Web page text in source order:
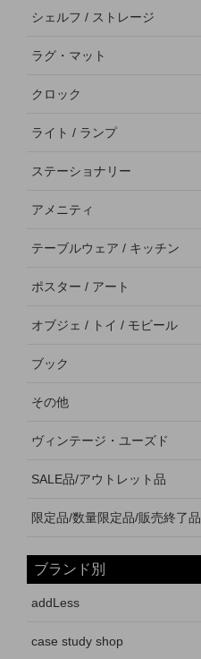
シェルフ / ストレージ
ラグ・マット
クロック
ライト / ランプ
ステーショナリー
アメニティ
テーブルウェア / キッチン
ポスター / アート
オブジェ / トイ / モビール
ブック
その他
ヴィンテージ・ユーズド
SALE品/アウトレット品
限定品/数量限定品/販売終了品
ブランド別
addLess
case study shop